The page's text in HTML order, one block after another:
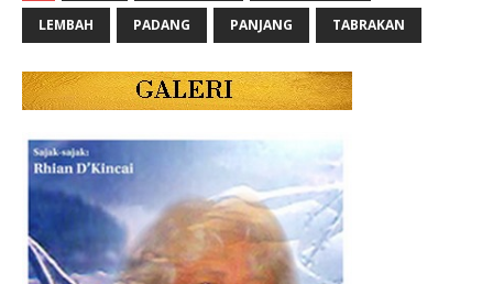
LEMBAH PADANG PANJANG TABRAKAN